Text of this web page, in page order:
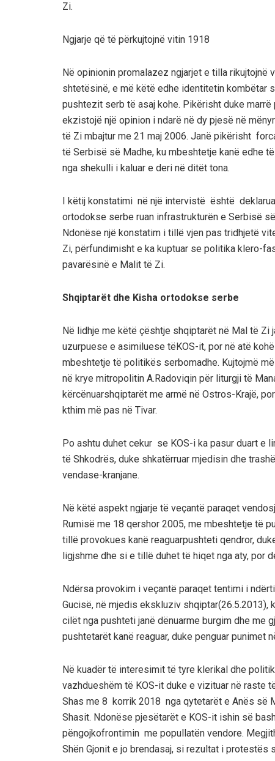
Zi.
Ngjarje që të përkujtojnë vitin 1918
Në opinionin promalazez ngjarjet e tilla rikujtojnë
shtetësinë, e më këtë edhe identitetin kombëtar
pushtezit serb të asaj kohe. Pikërisht duke marrë
ekzistojë një opinion i ndarë në dy pjesë në
të Zi mbajtur me 21 maj 2006. Janë pikërisht
të Serbisë së Madhe, ku mbeshtetje kanë edhe
nga shekulli i kaluar e deri në ditët tona.
I këtij konstatimi në një intervistë është
ortodokse serbe ruan infrastrukturën e Serbisë
Ndonëse një konstatim i tillë vjen pas tridhjetë
Zi, përfundimisht e ka kuptuar se politika klero-
pavarësinë e Malit të Zi.
Shqiptarët dhe Kisha ortodokse serbe
Në lidhje me këtë çështje shqiptarët në Mal të Zi
uzurpuese e asimiluese tëKOS-it, por në atë kohë
mbeshtetje të politikës serbomadhe. Kujtojmë më
në krye mitropolitin A.Radoviqin për liturgji të
kërcënuarshqiptarët me armë në Ostros-Krajë, por
kthim më pas në Tivar.
Po ashtu duhet cekur se KOS-i ka pasur duart e
të Shkodrës, duke shkatërruar mjedisin dhe
vendase-kranjane.
Në këtë aspekt ngjarje të veçantë paraqet
Rumisë me 18 qershor 2005, me mbeshtetje të
tillë provokues kanë reaguarpushteti qendror,
ligjshme dhe si e tillë duhet të hiqet nga aty, por
Ndërsa provokim i veçantë paraqet tentimi i
Gucisë, në mjedis ekskluziv shqiptar(26.5.2013),
cilët nga pushteti janë dënuarme burgim dhe me
pushtetarët kanë reaguar, duke penguar punimet
Në kuadër të interesimit të tyre klerikal dhe politik
vazhdueshëm të KOS-it duke e vizituar në raste
Shas me 8 korrik 2018 nga qytetarët e Anës së
Shasit. Ndonëse pjesëtarët e KOS-it ishin së
pëngojkofrontimin me popullatën vendore. M
Shën Gjonit e jo brendasaj, si rezultat i protestës